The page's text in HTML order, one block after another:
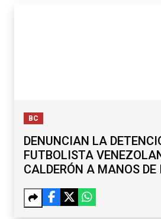
BC
DENUNCIAN LA
FUTBOLISTA
CALDERÓN A MANOS DE